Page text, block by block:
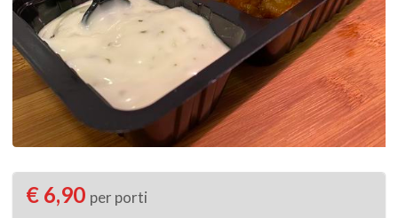
€ 6,90 per porti